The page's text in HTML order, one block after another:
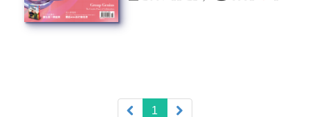
1 (current)